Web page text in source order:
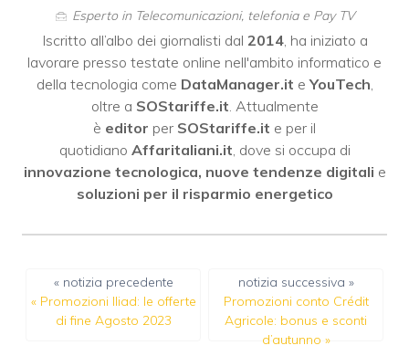
Esperto in Telecomunicazioni, telefonia e Pay TV
Iscritto all’albo dei giornalisti dal 2014, ha iniziato a
lavorare presso testate online nell'ambito informatico e
della tecnologia come DataManager.it eYouTech,
oltre a SOStariffe.it. Attualmente
è editor per SOStariffe.it e per il
quotidiano Affaritaliani.it, dove si occupa di
innovazione tecnologica, nuove tendenze digitali e
soluzioni per il risparmio energetico
« notizia precedente
« Promozioni Iliad: le offerte
di fine Agosto 2023
notizia successiva »
Promozioni conto Crédit
Agricole: bonus e sconti
d’autunno »